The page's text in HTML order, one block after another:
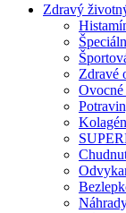
Zdravý
Zdravé